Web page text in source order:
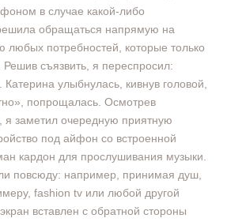
в случае какой-либо
обращаться напрямую на
потребностей, которые только
Решив съязвить, я переспросил:
улыбнулась, кивнув головой,
попрощалась. Осмотрев
я заметил очередную приятную
под айфон со встроенной
кардон для прослушивания музыки.
повсюду: например, принимая душ,
fashion tv или любой другой
вставлен с обратной стороны